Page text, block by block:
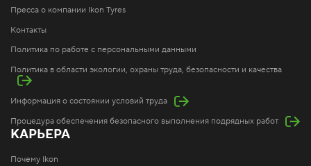
Пресса о компании Ikon Tyres
Контакты
Политика по работе с персональными данными
Политика в области экологии, охраны труда, безопасности и качества
Информация о состоянии условий труда
Процедура обеспечения безопасного выполнения подрядных работ
КАРЬЕРА
Почему Ikon